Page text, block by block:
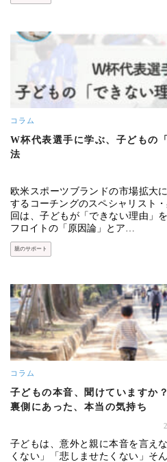
コラム
W杯代表選手に学ぶ、子どもの
法
欧米スポーツブランドの市場拡大
するコーチングのスペシャリスト
回は、子どもが「できない理由」
フロイトの「原因論」とア…
親のサポート
コラム
子どもの本音、聞けていますか
裏側にあった、本当の気持ち
子どもは、意外と親に本音を言え
くない」「悲しませたくない」そ